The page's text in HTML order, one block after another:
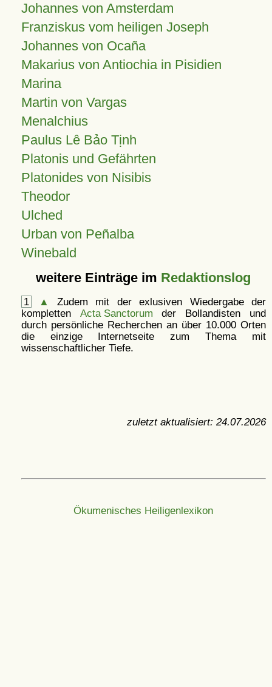
Johannes von Amsterdam
Franziskus vom heiligen Joseph
Johannes von Ocaña
Makarius von Antiochia in Pisidien
Marina
Martin von Vargas
Menalchius
Paulus Lê Bảo Tịnh
Platonis und Gefährten
Platonides von Nisibis
Theodor
Ulched
Urban von Peñalba
Winebald
weitere Einträge im Redaktionslog
1 ▲
Zudem mit der exlusiven Wiedergabe der
kompletten Acta Sanctorum der Bollandisten und
durch persönliche Recherchen an über 10.000 Orten
die einzige Internetseite zum Thema mit
wissenschaftlicher Tiefe.
zuletzt aktualisiert: 24.07.2026
Ökumenisches Heiligenlexikon